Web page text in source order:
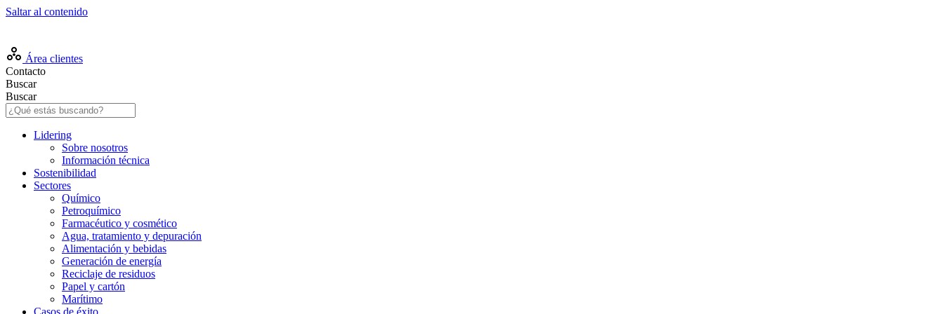
Saltar al contenido
Área clientes
Contacto
Buscar
Buscar
Lidering
Sobre nosotros
Información técnica
Sostenibilidad
Sectores
Químico
Petroquímico
Farmacéutico y cosmético
Agua, tratamiento y depuración
Alimentación y bebidas
Generación de energía
Reciclaje de residuos
Papel y cartón
Marítimo
Casos de éxito